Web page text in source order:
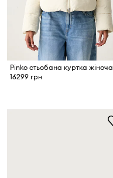
Pinko стьобана куртка жіноча
16299 грн